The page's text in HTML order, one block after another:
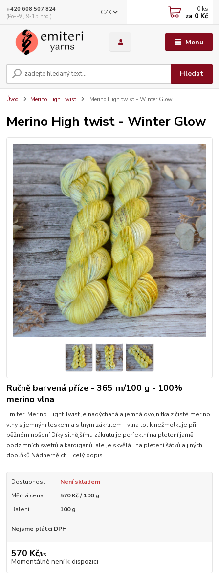
Menu
CZK
Hledat
+420 608 507 824
(Po-Pá, 9-15 hod.)
0 ks
za 0 Kč
Úvod Merino High Twist Merino High twist - Winter Glow
Merino High twist - Winter Glow
Ručně barvená příze - 365 m/100 g - 100%
merino vlna
Emiteri Merino Hight Twist je nadýchaná a jemná dvojnitka z čisté merino
vlny s jemným leskem a silným zákrutem - vlna tolik nežmolkuje při
běžném nošení Díky silnějšímu zákrutu je perfektní na pletení jarně-
podzimních svetrů a kardiganů, ale je skvělá i na pletení šátků a jiných
doplňků Nádherně ch... celý popis
Dostupnost
Není skladem
Měrná cena
570 Kč / 100 g
Balení
100 g
Nejsme plátci DPH
570 Kč/ks
Momentálně není k dispozici